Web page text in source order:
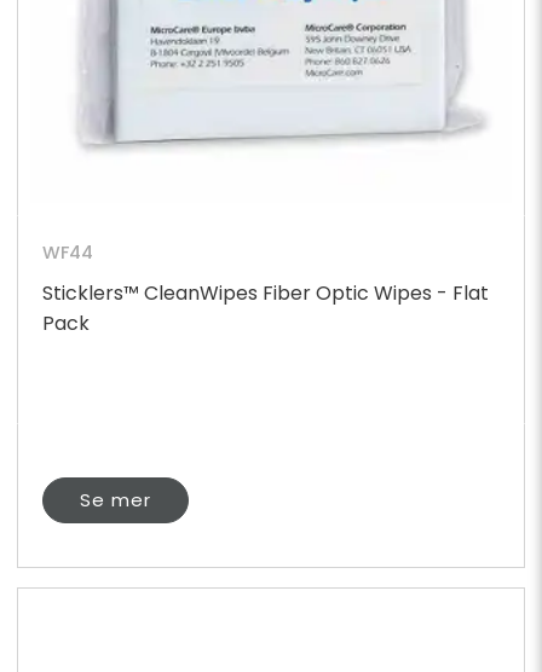
WF44
Sticklers™ CleanWipes Fiber Optic Wipes - Flat
Pack
Se mer